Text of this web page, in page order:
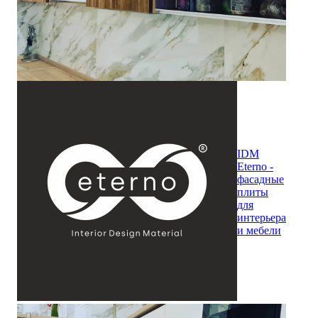
IDM
Eterno -
фасадные
плиты
для
интерьера
и мебели